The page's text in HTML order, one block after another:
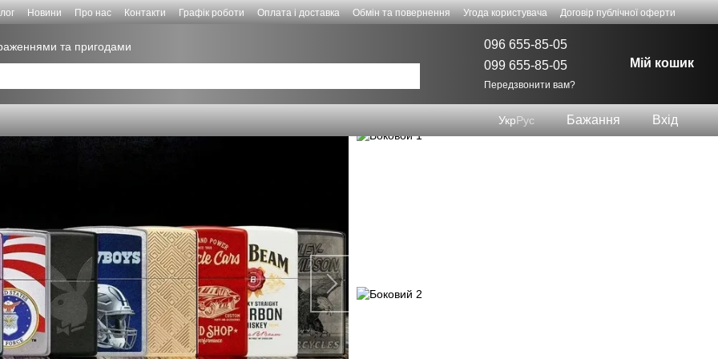
Новини Про нас Контакти Графік роботи Оплата і доставка Обмін та повернення Угода користувача
Договір публічної оферти
та пригодами
096 655-85-05
099 655-85-05
Передзвонити вам?
Мій кошик
УкрРус Бажання Вхід